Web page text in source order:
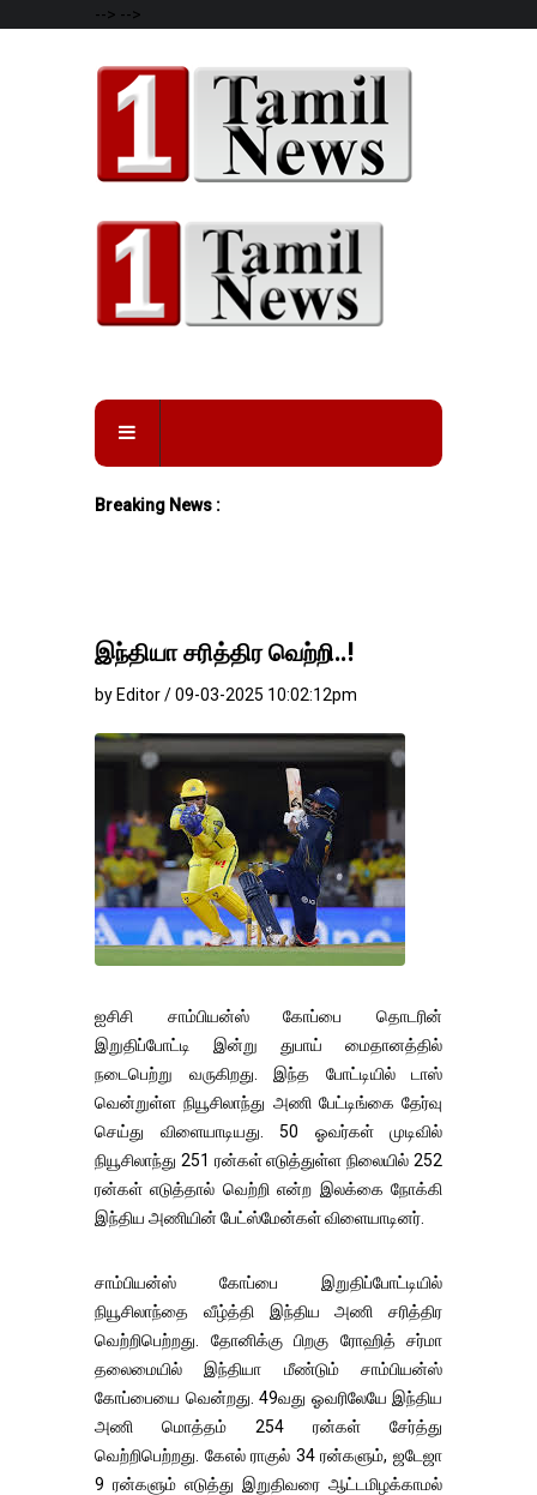
--> -->
Breaking News :
இந்தியா சரித்திர வெற்றி..!
by Editor / 09-03-2025 10:02:12pm
ஐசிசி சாம்பியன்ஸ் கோப்பை தொடரின்
இறுதிப்போட்டி இன்று துபாய் மைதானத்தில்
நடைபெற்று வருகிறது. இந்த போட்டியில் டாஸ்
வென்றுள்ள நியூசிலாந்து அணி பேட்டிங்கை தேர்வு
செய்து விளையாடியது. 50 ஓவர்கள் முடிவில்
நியூசிலாந்து 251 ரன்கள் எடுத்துள்ள நிலையில் 252
ரன்கள் எடுத்தால் வெற்றி என்ற இலக்கை நோக்கி
இந்திய அணியின் பேட்ஸ்மேன்கள் விளையாடினர்.
சாம்பியன்ஸ் கோப்பை இறுதிப்போட்டியில்
நியூசிலாந்தை வீழ்த்தி இந்திய அணி சரித்திர
வெற்றிபெற்றது. தோனிக்கு பிறகு ரோஹித் சர்மா
தலைமையில் இந்தியா மீண்டும் சாம்பியன்ஸ்
கோப்பையை வென்றது. 49வது ஓவரிலேயே இந்திய
அணி மொத்தம் 254 ரன்கள் சேர்த்து
வெற்றிபெற்றது. கேஎல் ராகுல் 34 ரன்களும், ஜடேஜா
9 ரன்களும் எடுத்து இறுதிவரை ஆட்டமிழக்காமல்